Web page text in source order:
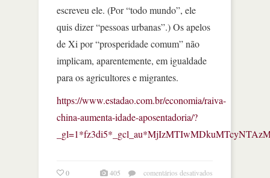
escreveu ele. (Por “todo mundo”, ele
quis dizer “pessoas urbanas”.) Os apelos
de Xi por “prosperidade comum” não
implicam, aparentemente, em igualdade
para os agricultores e migrantes.
https://www.estadao.com.br/economia/raiva-
china-aumenta-idade-aposentadoria/?
0 405 comentários desativados